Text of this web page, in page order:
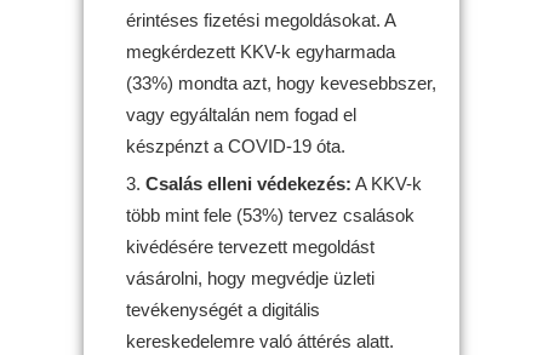
érintéses fizetési megoldásokat. A
megkérdezett KKV-k egyharmada
(33%) mondta azt, hogy kevesebbszer,
vagy egyáltalán nem fogad el
készpénzt a COVID-19 óta.
Csalás elleni védekezés: A KKV-k
több mint fele (53%) tervez csalások
kivédésére tervezett megoldást
vásárolni, hogy megvédje üzleti
tevékenységét a digitális
kereskedelemre való áttérés alatt.